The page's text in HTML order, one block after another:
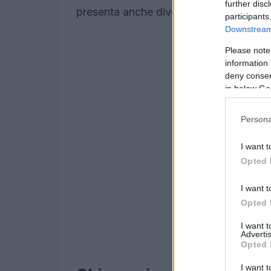
further
Please
information
deny
in below
I want
Opted
I want
Opted
I want
Opted
I want
presenta anche diverse sfide e